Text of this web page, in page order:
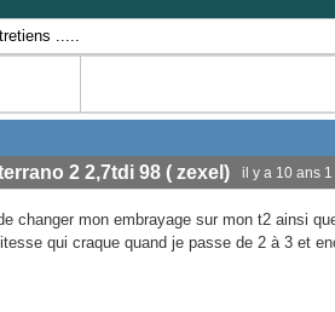
.....
2 2,7tdi 98 ( zexel) il y a 10 ans
changer mon embrayage sur mon t2 ainsi
qui craque quand je passe de 2 à 3 et